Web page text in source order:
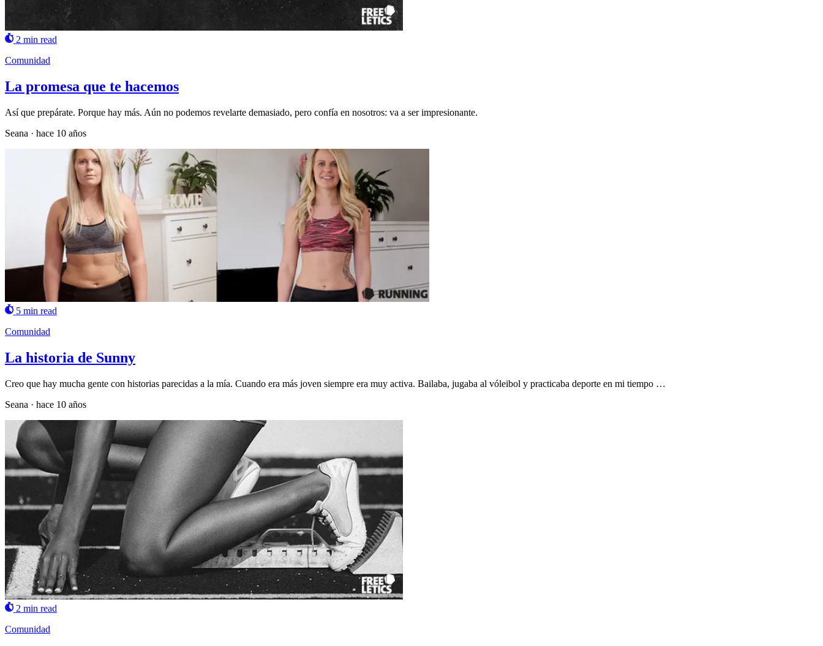
2 min read
Comunidad
La promesa que te hacemos
Así que prepárate. Porque hay más. Aún no podemos revelarte demasiado, pero confía en nosotros: va a ser impresionante.
Seana · hace 10 años
5 min read
Comunidad
La historia de Sunny
Creo que hay mucha gente con historias parecidas a la mía. Cuando era más joven siempre era muy activa. Bailaba, jugaba al vóleibol y practicaba deporte en mi tiempo …
Seana · hace 10 años
2 min read
Comunidad